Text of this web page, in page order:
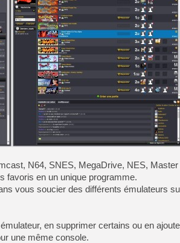
[Mo5] Deux inédits du
[GK] Le beat'em up The
[GK] Endless Legend 2 :
[LS] [PS5] Le WebKit
[GK] Oubliez Crazy Taxi,
[LS] [Switch] NSZ 5.0.0
[GK] No More Room in
[GK] Un chatbot Atelier
[GK] Mémoire cash -
[GK] Nvidia : le prix des
[GK] Suikoden Star Leap :
N64, SNES, MegaDrive, NES,
favoris en un unique programme.
vous soucier des différents émulateurs
en supprimer certains ou en
une même console.